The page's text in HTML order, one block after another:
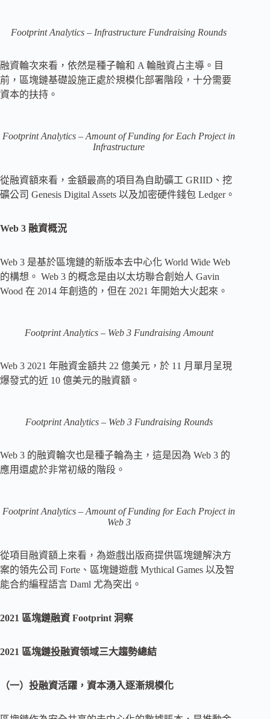
Footprint Analytics – Infrastructure Fundraising Rounds
融資輪次來看，依然是種子輪和 A 輪融資占主導。目
前，區塊鏈基礎設施正處於規模化部署階段，十分需要
資本的扶持。
Footprint Analytics – Amount of Funding for Each Project in
Infrastructure
從融資額來看，金額最高的項目為自助礦工 GRIID、挖
礦公司 Genesis Digital Assets 以及加密硬件錢包 Ledger。
Web 3 融資概況
Web 3 是基於區塊鏈的新版本去中心化 World Wide Web
的構想。 Web 3 的概念是由以太坊聯合創始人 Gavin
Wood 在 2014 年創造的，但在 2021 年開始大火起來。
Footprint Analytics – Web 3 Fundraising Amount
Web 3 2021 年融資金額共 22 億美元，於 11 月單月呈現
爆發式的近 10 億美元的融資額。
Footprint Analytics – Web 3 Fundraising Rounds
Web 3 的融資輪次也是種子輪為主，這是因為 Web 3 的
應用還處於非常初級的階段。
Footprint Analytics – Amount of Funding for Each Project in
Web 3
從項目融資額上來看，為遊戲出版商提供區塊鏈解決方
案的領先公司 Forte、區塊鏈遊戲 Mythical Games 以及智
能合約編程語言 Daml 尤為突出。
2021 區塊鏈融資 Footprint 洞察
2021 區塊鏈投融資領域三大趨勢總結
（一）投融資活躍，資本湧入逐漸規模化